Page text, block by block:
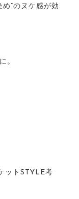
”のヌケ感が効
。
ットSTYLE考